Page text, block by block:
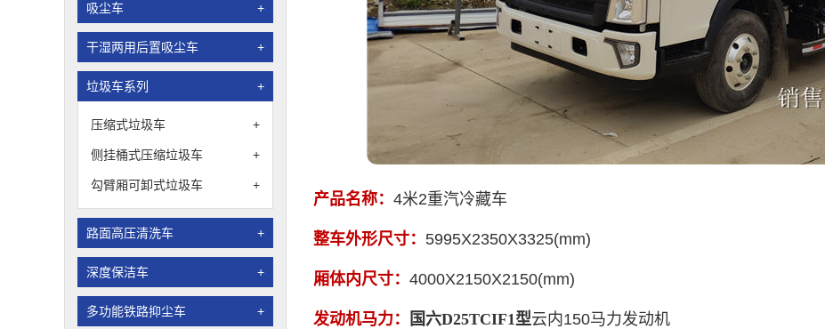
吸尘车 +
干湿两用后置吸尘车 +
垃圾车系列 +
压缩式垃圾车 +
侧挂桶式压缩垃圾车 +
勾臂厢可卸式垃圾车 +
路面高压清洗车 +
深度保洁车 +
多功能铁路抑尘车 +
产品名称： 4米2重汽冷藏车
整车外形尺寸： 5995X2350X3325(mm)
厢体内尺寸： 4000X2150X2150(mm)
发动机马力： 国六D25TCIF1型云内150马力发动机